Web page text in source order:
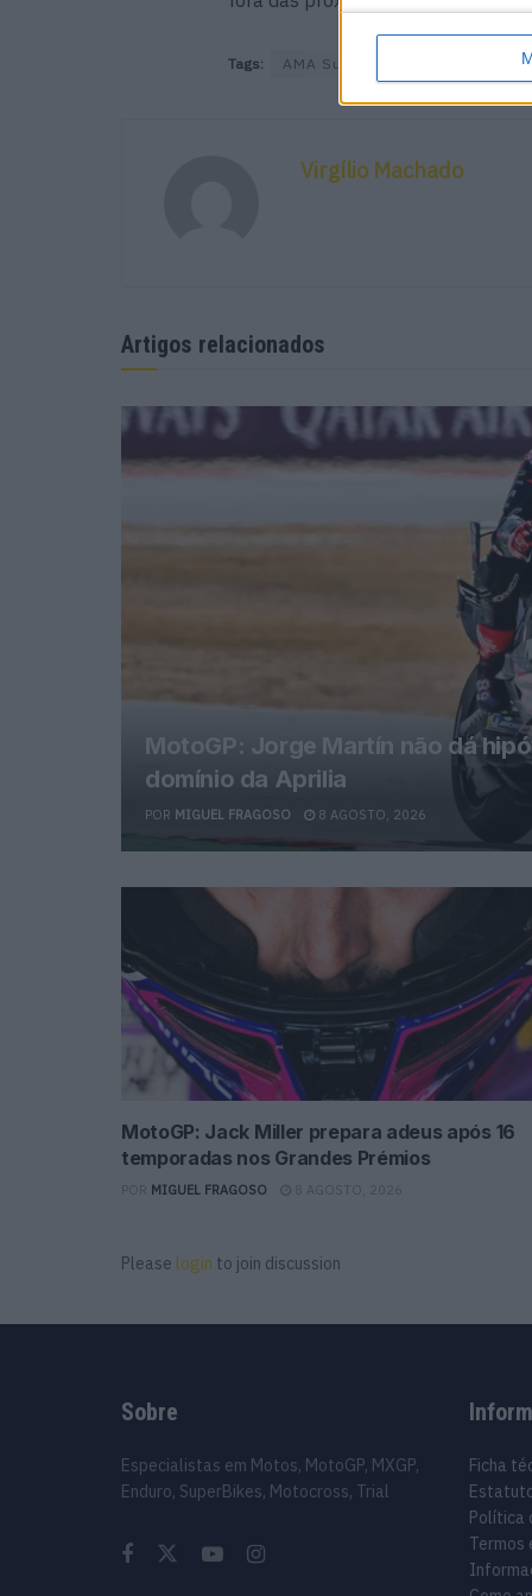
Tags: AMA Supercross Justin
Virgílio Machado
Artigos relacionados
MotoGP: Jorge Martín não dá
domínio da Aprilia
POR MIGUEL FRAGOSO 8 AGOSTO, 2026
MotoGP: Jack Miller prepara adeus após 16
temporadas nos Grandes Prémios
MIGUEL FRAGOSO 8 AGOSTO, 2026
Please login to join discussion
Sobre
Especialistas em Motos, MotoGP, MXGP,
Enduro, SuperBikes, Motocross, Trial
Ficha
Política
Termos